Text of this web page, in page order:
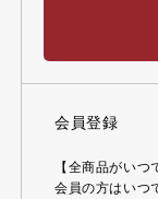
会員登録
【全商品がいつ
会員の方はいつ